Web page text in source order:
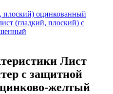
плоский) оцинкованный
(гладкий, плоский) с
Лист
с защитной
желтый